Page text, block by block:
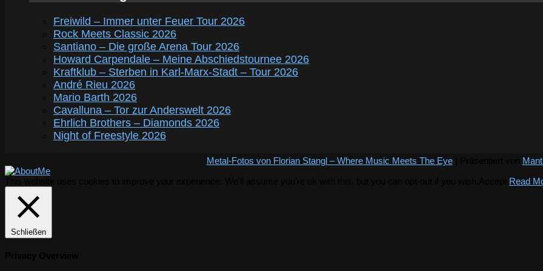
Freiwild – Immer unter Feuer Tour 2026
Rock Meets Classic 2026
Santiano – Die große Arena Tour 2026
Howard Carpendale – Meine Abschiedstournee 2026
Kraftklub – Sterben in Karl-Marx-Stadt – Tour 2026
André Rieu 2026
Mario Barth 2026
Cavalluna – Tor zur Anderswelt 2026
Ehrlich Brothers – Diamonds 2026
Night of Freestyle 2026
Metal-Fotos von Florian Stangl – Where Music Meets The Eye| Präsentiert von
Read
Schließen